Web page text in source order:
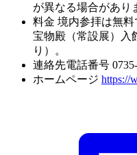
が異なる場合があり
料金 境内参拝は無料
宝物殿（常設展）入
り）。
連絡先電話番号
ホームページ https://